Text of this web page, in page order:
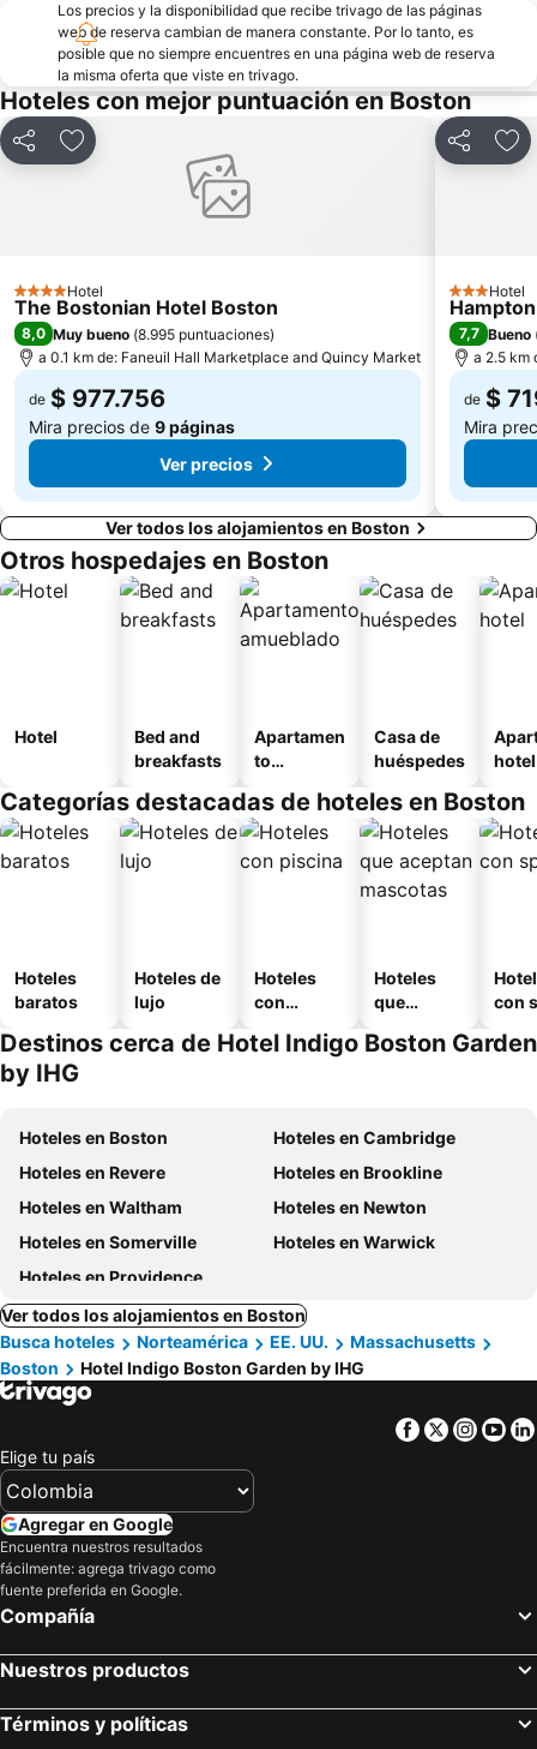
Mall at Rockingham Park
Los precios y la disponibilidad que recibe trivago de las páginas
web de reserva cambian de manera constante. Por lo tanto, es
posible que no siempre encuentres en una página web de reserva
la misma oferta que viste en trivago.
Hoteles con mejor puntuación en Boston
CompartirAgregar a favoritos
4 Estrellas
Hotel
The Bostonian Hotel Boston
8,0 Muy bueno (8.995 puntuaciones)
a 0.1 km de: Faneuil Hall Marketplace and Quincy Market
de $ 977.756
Mira precios de 9 páginas
Ver precios
Compartir
3 Estrellas
Hotel
7,7 Bueno
a 2.5 km
de $
Mira
Ver todos los alojamientos en Boston
Otros hospedajes en Boston
Hotel
Bed and
breakfasts
Apartamen
to
o
Casa de
huéspedes
hotel
Categorías destacadas de hoteles en Boston
Hoteles
baratos
Hoteles de
lujo
Hoteles
con
Hoteles
que
mascotas
con
Destinos cerca de Hotel Indigo Boston Garden
by IHG
Hoteles en Boston
Hoteles en Cambridge
Hoteles en Revere
Hoteles en Brookline
Hoteles en Waltham
Hoteles en Newton
Hoteles en Somerville
Hoteles en Warwick
Hoteles en Providence
Ver todos los alojamientos en Boston
Busca hoteles
Norteamérica EE. UU.
Massachusetts
Boston
Hotel Indigo Boston Garden by IHG
Facebook
Twitter
Elige tu país
Agregar en Google
Encuentra nuestros resultados
fácilmente: agrega trivago como
fuente preferida en Google.
Compañía
Nuestros productos
Términos y políticas